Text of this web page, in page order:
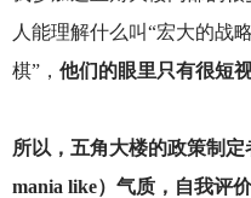
人能理解什么叫“宏大的战
棋”， 他们的眼里只有很短
所以，五角大楼的政策制
mania like）气质，自我评